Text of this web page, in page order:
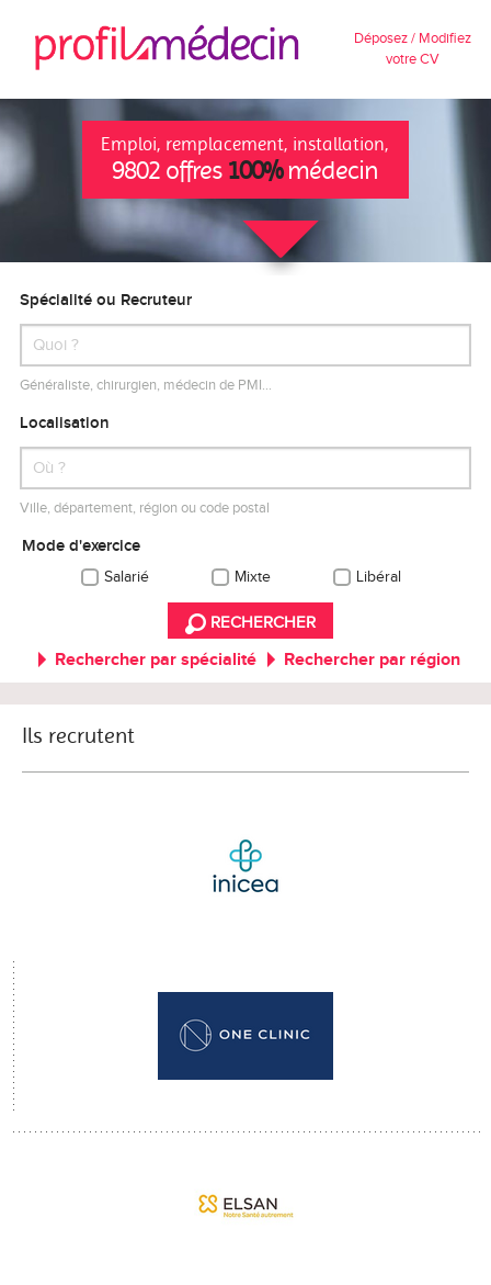
Déposez / Modifiez
votre CV
Emploi, remplacement, installation,
9802 offres 100%médecin
Spécialité ou Recruteur
Généraliste, chirurgien, médecin de PMI…
Localisation
Ville, département, région ou code postal
Mode d'exercice
Salarié Mixte Libéral
RECHERCHER
Rechercher par spécialité Rechercher par région
Ils recrutent